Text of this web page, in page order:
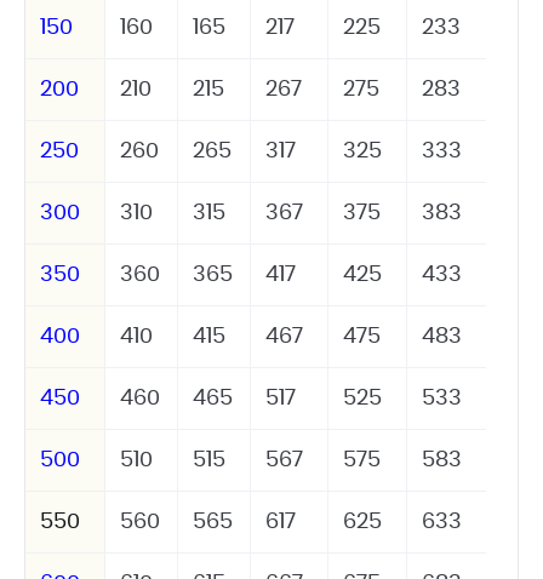
150 160 165 217 225 233
200 210 215 267 275 283
250 260 265 317 325 333
300 310 315 367 375 383
350 360 365 417 425 433
400 410 415 467 475 483
450 460 465 517 525 533
500 510 515 567 575 583
550 560 565 617 625 633